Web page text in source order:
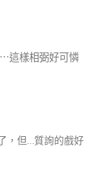
這樣相弼好可憐
，但…質詢的戲好